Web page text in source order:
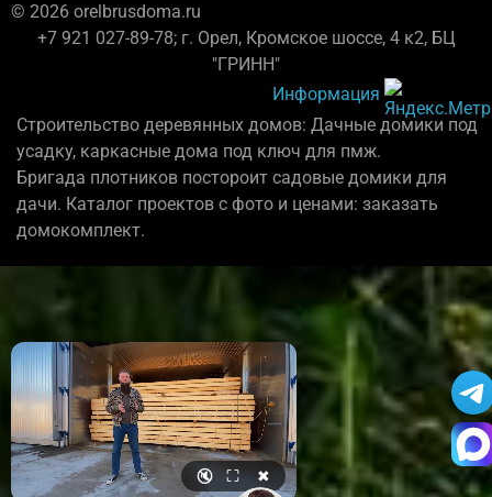
© 2026 orelbrusdoma.ru
+7 921 027-89-78; г. Орел, Кромское шоссе, 4 к2, БЦ
"ГРИНН"
Информация
Строительство деревянных домов: Дачные домики под
усадку, каркасные дома под ключ для пмж.
Бригада плотников постороит садовые домики для
дачи. Каталог проектов с фото и ценами: заказать
домокомплект.
🔇 ⛶ ✖